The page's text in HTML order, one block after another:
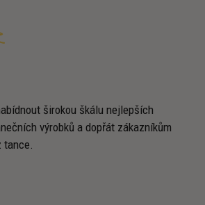
širokou škálu nejlepších
výrobků a dopřát zákazníkům
tance.